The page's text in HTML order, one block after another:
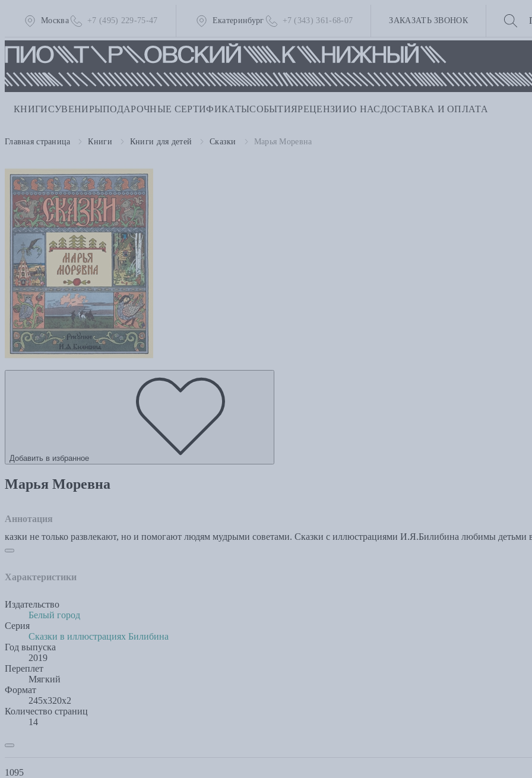
Москва +7 (495) 229-75-47 Екатеринбург +7 (343) 361-68-07 ЗАКАЗАТЬ ЗВОНОК
КНИГИСУВЕНИРЫПОДАРОЧНЫЕ СЕРТИФИКАТЫСОБЫТИЯРЕЦЕНЗИИО НАС ДОСТАВКА И ОПЛАТА
Главная страница Книги Книги для детей Сказки Марья Моревна
Добавить в избранное
Марья Моревна
Аннотация
казки не только развлекают, но и помогают людям мудрыми советами. Сказки с иллюстрациями И.Я.Билибина любимы детьми
Характеристики
Издательство
Белый город
Серия
Сказки в иллюстрациях Билибина
Год выпуска
2019
Переплет
Мягкий
Формат
245х320х2
Количество страниц
14
1095